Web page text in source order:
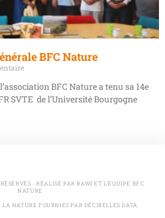
BFC Nature
BFC Nature a tenu sa 14e
SVTE de l’Université Bourgogne
- RÉALISÉ PAR BAWI ET L'ÉQUIPE BFC
NATURE
LA NATURE FOURNIES PAR DÉCIBELLES DATA